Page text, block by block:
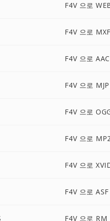
F4V 으로
F4V 으로 MXF
F4V 으로 AAC
F4V 으로
F4V 으로
F4V 으로
F4V 으로
F4V 으로 ASF
F4V 으로 RM